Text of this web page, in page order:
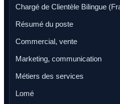
Chargé de Clientèle Bilingue
Résumé du poste
Commercial, vente
Marketing, communication
Métiers des services
Lomé